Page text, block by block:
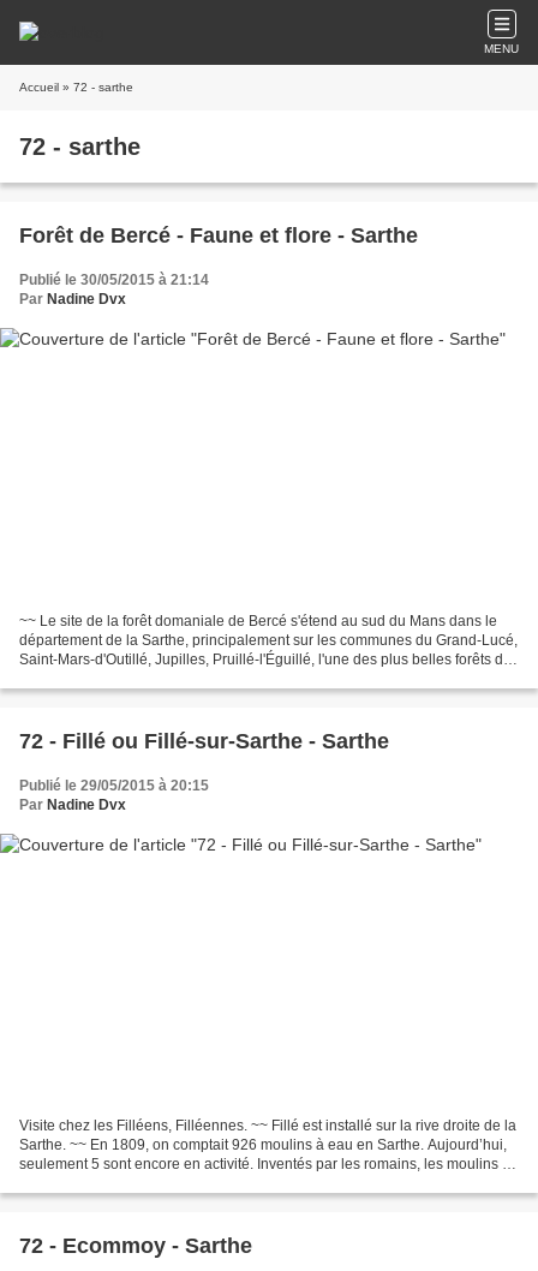
MENU
Accueil » 72 - sarthe
72 - sarthe
Forêt de Bercé - Faune et flore - Sarthe
Publié le 30/05/2015 à 21:14
Par Nadine Dvx
~~ Le site de la forêt domaniale de Bercé s'étend au sud du Mans dans le
département de la Sarthe, principalement sur les communes du Grand-Lucé,
Saint-Mars-d'Outillé, Jupilles, Pruillé-l'Éguillé, l'une des plus belles forêts de
72 - Fillé ou Fillé-sur-Sarthe - Sarthe
Publié le 29/05/2015 à 20:15
Par Nadine Dvx
Visite chez les Filléens, Filléennes. ~~ Fillé est installé sur la rive droite de la
Sarthe. ~~ En 1809, on comptait 926 moulins à eau en Sarthe. Aujourd’hui,
seulement 5 sont encore en activité. Inventés par les romains, les moulins à
72 - Ecommoy - Sarthe